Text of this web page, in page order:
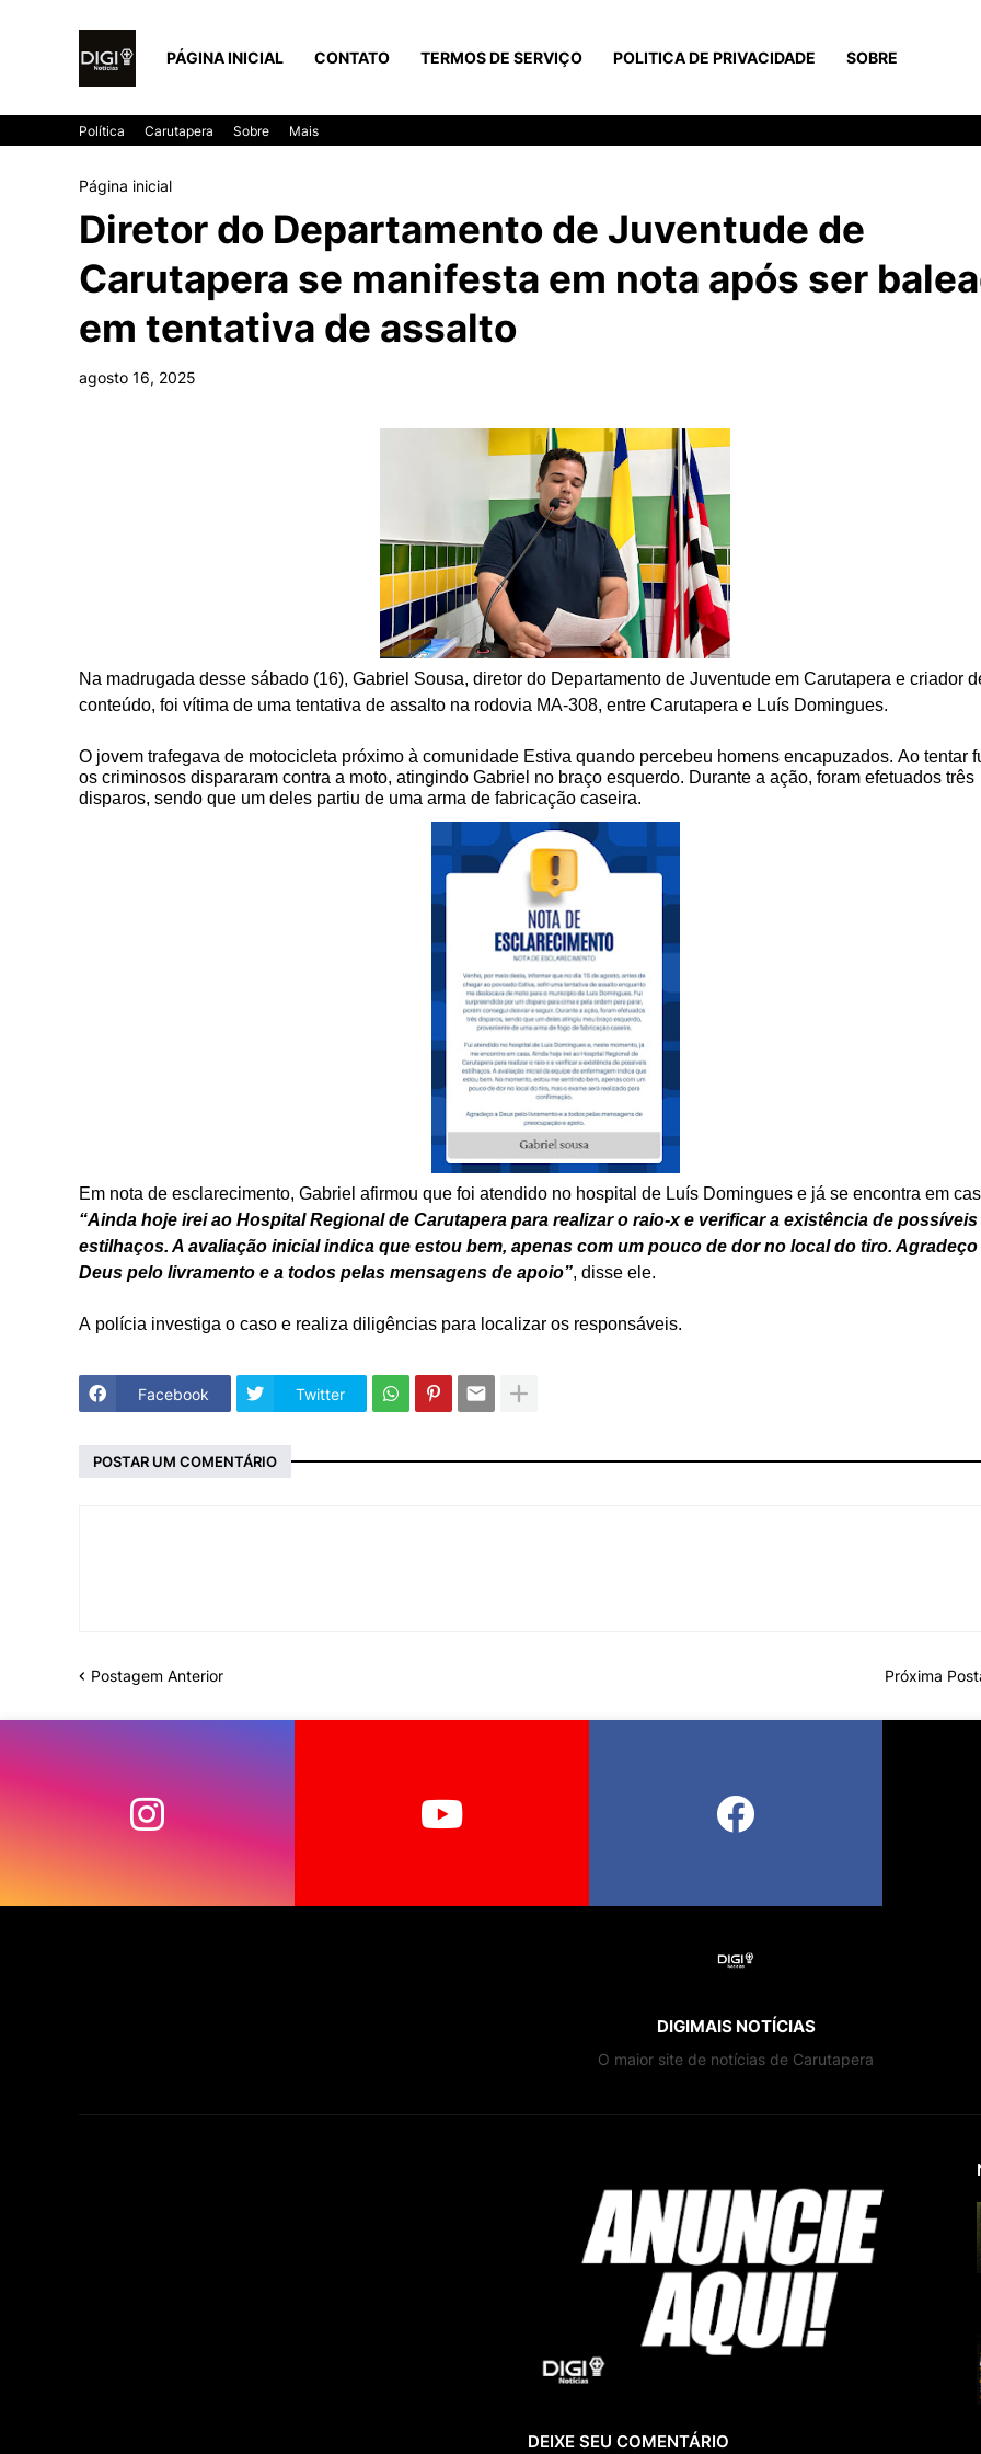
PÁGINA INICIAL CONTATO TERMOS DE SERVIÇO POLITICA DE PRIVACIDADE SOBRE
Política Carutapera Sobre Mais
Página inicial
Diretor do Departamento de Juventude de
Carutapera se manifesta em nota após ser
em tentativa de assalto
agosto 16, 2025
Na madrugada desse sábado (16), Gabriel Sousa, diretor do Departamento de Juventude em Carutapera e criador
conteúdo, foi vítima de uma tentativa de assalto na rodovia MA-308, entre Carutapera e Luís Domingues.
O jovem trafegava de motocicleta próximo à comunidade Estiva quando percebeu homens encapuzados. Ao tentar
os criminosos dispararam contra a moto, atingindo Gabriel no braço esquerdo. Durante a ação, foram efetuados três
disparos, sendo que um deles partiu de uma arma de fabricação caseira.
Em nota de esclarecimento, Gabriel afirmou que foi atendido no hospital de Luís Domingues e já se encontra em
“Ainda hoje irei ao Hospital Regional de Carutapera para realizar o raio-x e verificar a existência de possíveis
estilhaços. A avaliação inicial indica que estou bem, apenas com um pouco de dor no local do tiro. Agradeço
Deus pelo livramento e a todos pelas mensagens de apoio”, disse ele.
A polícia investiga o caso e realiza diligências para localizar os responsáveis.
Facebook Twitter
POSTAR UM COMENTÁRIO
Postagem Anterior Próxima
DIGIMAIS NOTÍCIAS
O maior site de notícias de Carutapera
DEIXE SEU COMENTÁRIO